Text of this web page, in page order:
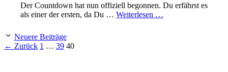
Der Countdown hat nun offiziell begonnen. Du erfährst es
als einer der ersten, da Du … Weiterlesen …
Neuere Beiträge
← Zurück Seite
1 … Seite
39 Seite
40